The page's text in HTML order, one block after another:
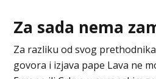
Za sada nema
Za razliku od svog
govora i izjava pape Lava ne